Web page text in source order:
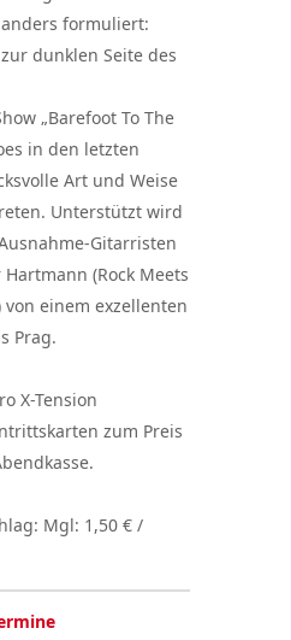
formuliert:
dunklen Seite des
„Barefoot To The
in den letzten
Art und Weise
Unterstützt wird
Gitarristen
(Rock Meets
von einem exzellenten
Prag.
X-Tension
zum Preis
Mgl: 1,50 € /